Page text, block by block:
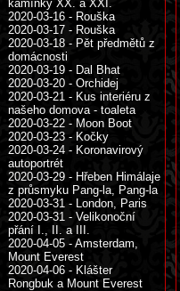
kamínky XX. a XXI.
2020-03-16 - Rouška
2020-03-17 - Rouška
2020-03-18 - Pět předmětů z
domácnosti
2020-03-19 - Dal Bhat
2020-03-20 - Orchidej
2020-03-21 - Kus interiéru z
našeho domova - toaleta
2020-03-22 - Moon Boot
2020-03-23 - Kočky
2020-03-24 - Koronavirový
autoportrét
2020-03-29 - Hřeben Himálaje
z průsmyku Pang-la, Pang-la
2020-03-31 - London, Paris
2020-03-31 - Velikonoční
přání I., II. a III.
2020-04-05 - Amsterdam,
Mount Everest
2020-04-06 - Klášter
Rongbuk a Mount Everest